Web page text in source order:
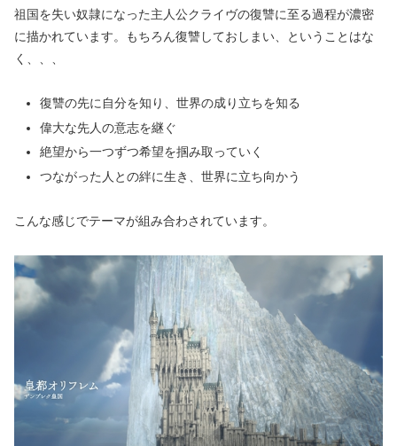
祖国を失い奴隷になった主人公クライヴの復讐に至る過程が濃密
に描かれています。もちろん復讐しておしまい、ということはな
く、、、
復讐の先に自分を知り、世界の成り立ちを知る
偉大な先人の意志を継ぐ
絶望から一つずつ希望を掴み取っていく
つながった人との絆に生き、世界に立ち向かう
こんな感じでテーマが組み合わされています。